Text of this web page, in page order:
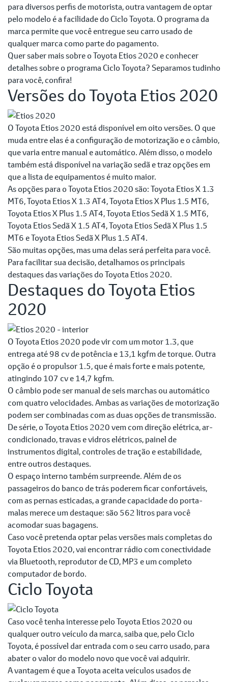
para diversos perfis de motorista, outra vantagem de optar
pelo modelo é a facilidade do Ciclo Toyota. O programa da
marca permite que você entregue seu carro usado de
qualquer marca como parte do pagamento.
Quer saber mais sobre o Toyota Etios 2020 e conhecer
detalhes sobre o programa Ciclo Toyota? Separamos tudinho
para você, confira!
Versões do Toyota Etios 2020
O Toyota Etios 2020 está disponível em oito versões. O que
muda entre elas é a configuração de motorização e o câmbio,
que varia entre manual e automático. Além disso, o modelo
também está disponível na variação sedã e traz opções em
que a lista de equipamentos é muito maior.
As opções para o Toyota Etios 2020 são: Toyota Etios X 1.3
MT6, Toyota Etios X 1.3 AT4, Toyota Etios X Plus 1.5 MT6,
Toyota Etios X Plus 1.5 AT4, Toyota Etios Sedã X 1.5 MT6,
Toyota Etios Sedã X 1.5 AT4, Toyota Etios Sedã X Plus 1.5
MT6 e Toyota Etios Sedã X Plus 1.5 AT4.
São muitas opções, mas uma delas será perfeita para você.
Para facilitar sua decisão, detalhamos os principais
destaques das variações do Toyota Etios 2020.
Destaques do Toyota Etios
2020
O Toyota Etios 2020 pode vir com um motor 1.3, que
entrega até 98 cv de potência e 13,1 kgfm de torque. Outra
opção é o propulsor 1.5, que é mais forte e mais potente,
atingindo 107 cv e 14,7 kgfm.
O câmbio pode ser manual de seis marchas ou automático
com quatro velocidades. Ambas as variações de motorização
podem ser combinadas com as duas opções de transmissão.
De série, o Toyota Etios 2020 vem com direção elétrica, ar-
condicionado, travas e vidros elétricos, painel de
instrumentos digital, controles de tração e estabilidade,
entre outros destaques.
O espaço interno também surpreende. Além de os
passageiros do banco de trás poderem ficar confortáveis,
com as pernas esticadas, a grande capacidade do porta-
malas merece um destaque: são 562 litros para você
acomodar suas bagagens.
Caso você pretenda optar pelas versões mais completas do
Toyota Etios 2020, vai encontrar rádio com conectividade
via Bluetooth, reprodutor de CD, MP3 e um completo
computador de bordo.
Ciclo Toyota
Caso você tenha interesse pelo Toyota Etios 2020 ou
qualquer outro veículo da marca, saiba que, pelo Ciclo
Toyota, é possível dar entrada com o seu carro usado, para
abater o valor do modelo novo que você vai adquirir.
A vantagem é que a Toyota aceita veículos usados de